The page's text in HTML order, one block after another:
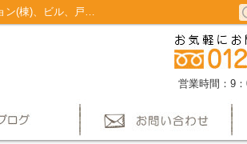
自由ヶ丘駅のマンション、戸建、土地、投資マンション、アパート(棟)、マンション(棟)、ビル、戸建、店舗事務所、その他、土地一覧｜仲介手数料無料！名古屋市で新築戸建てを探すならAplace
営業時間：9